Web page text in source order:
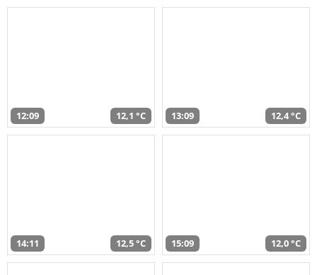
12:09 12,1 °C 13:09 12,4 °C
14:11 12,5 °C 15:09 12,0 °C